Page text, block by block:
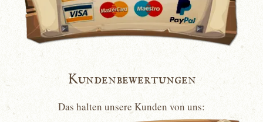
Kundenbewertungen
Das halten unsere Kunden von uns: